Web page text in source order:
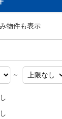
物件も表示
～